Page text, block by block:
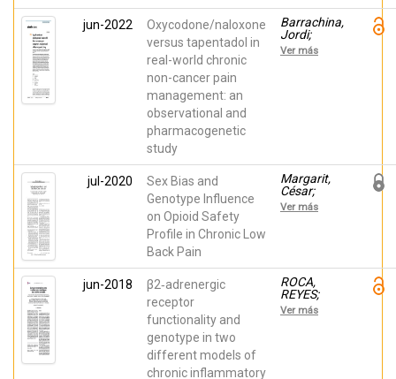
Pura;
Barrachina,
Jordi;
Morales,
Domingo;
Carmen;
Inda, María
del Mar;
Cutillas,
jun-2022
Oxycodone/naloxone
versus tapentadol in
real-world chronic
non-cancer pain
management: an
observational and
pharmacogenetic
study
Barrachina,
Jordi;
Margarit,
César;
Planelles,
Beatriz;
Inda, María
Ver más
jul-2020
Sex Bias and
Genotype Influence
on Opioid Safety
Profile in Chronic Low
Back Pain
Margarit,
César;
Roca,
Reyes;
Javier;
Ballester,
Pura; Flor,
Andrea;
Morales,
Ver más
jun-2018
β2‑adrenergic
receptor
functionality and
genotype in two
different models of
chronic inflammatory
ROCA,
REYES;
ESTEBAN,
PABLO;
Ver más